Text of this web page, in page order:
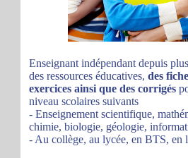
Enseignant indépendant depuis
des ressources éducatives, des
exercices ainsi que des corrigés
niveau scolaires suivants
- Enseignement scientifique,
chimie, biologie, géologie,
- Au collège, au lycée, en BTS, en